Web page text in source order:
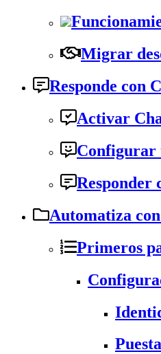
Migrar
Responde con
Activar
Configurar
Responder
Automatiza
Primeros